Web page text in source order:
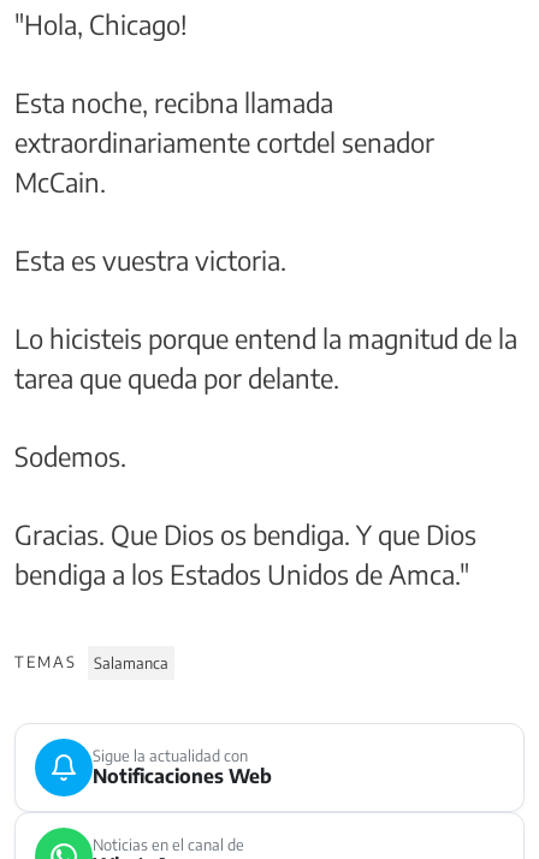
"Hola, Chicago!
Esta noche, recibna llamada
extraordinariamente cortdel senador
McCain.
Esta es vuestra victoria.
Lo hicisteis porque entend la magnitud de la
tarea que queda por delante.
Sodemos.
Gracias. Que Dios os bendiga. Y que Dios
bendiga a los Estados Unidos de Amca."
TEMAS Salamanca
Sigue la actualidad con
Notificaciones Web
Noticias en el canal de